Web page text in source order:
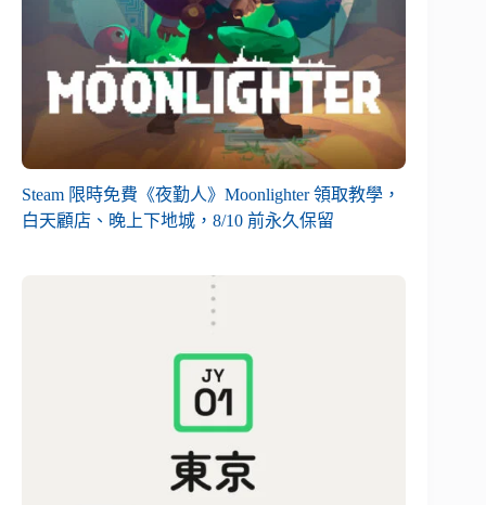
Steam 限時免費《夜勤人》Moonlighter 領取教學，
白天顧店、晚上下地城，8/10 前永久保留